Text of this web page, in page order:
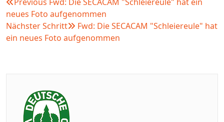
Beitragsnavigation
neues Foto aufgenommen
Nächster Schritt
Fwd: Die SECACAM "Schleiereule" hat
ein neues Foto aufgenommen